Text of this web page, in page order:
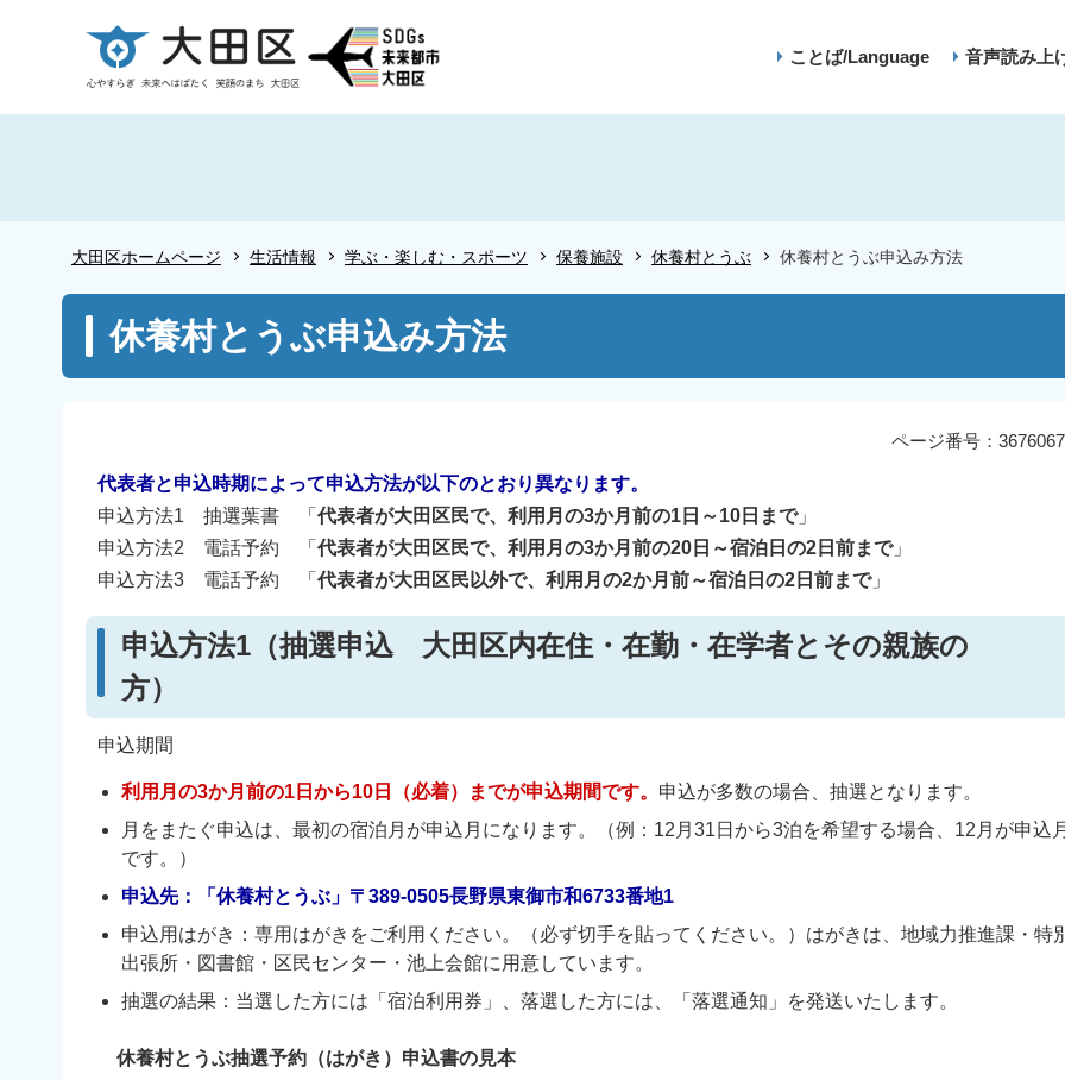
ー
ことば/Language 音声読み上
大田区ホームページ 生活情報 学ぶ・楽しむ・スポーツ 保養施設 休養村とうぶ 休養村とうぶ申込み方法
こ
休養村とうぶ申込み方法
ページ番号：
代表者と申込時期によって申込方法が以下のとおり異なります。
申込方法1 抽選葉書 「 代表者が大田区民で、利用月の3か月前の1日～10日まで」
申込方法2 電話予約 「 代表者が大田区民で、利用月の3か月前の20日～宿泊日の2日前まで」
申込方法3 電話予約 「 代表者が大田区民以外で、利用月の2か月前～宿泊日の2日前まで」
申込方法1（抽選申込 大田区内在住・在勤・在学者とその親族の
方）
申込期間
利用月の3か月前の1日から10日（必着）までが申込期間です。 申込が多数の場合、抽選となります。
月をまたぐ申込は、最初の宿泊月が申込月になります。（例：12月31日から3泊を希望する場合、12月が申込
です。）
申込先：「休養村とうぶ」〒389-0505長野県東御市和6733番地1
申込用はがき：専用はがきをご利用ください。（必ず切手を貼ってください。）はがきは、地域力推進課・特
出張所・図書館・区民センター・池上会館に用意しています。
抽選の結果：当選した方には「宿泊利用券」、落選した方には、「落選通知」を発送いたします。
休養村とうぶ抽選予約（はがき）申込書の見本